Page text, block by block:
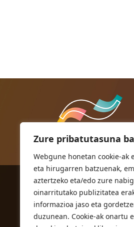
Zure pribatutasuna
Webgune honetan cookie-
eta hirugarren batzuenak,
aztertzeko eta/edo zure
oinarritutako publizitatea
informazioa jaso eta
duzunean. Cookie-ak onartu
ORIOKO UDALA
Herriko plaza,1
20810 Orio
T. 943 83 03 46